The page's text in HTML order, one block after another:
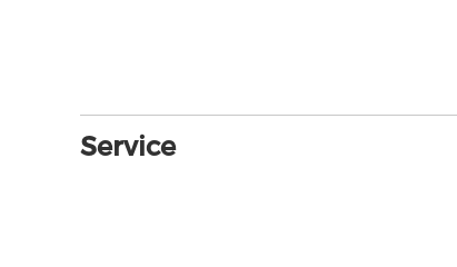
Service